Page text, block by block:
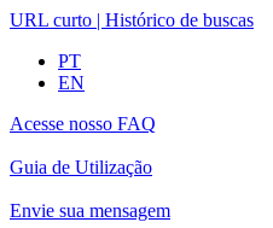
URL curto | Histórico de buscas
PT
EN
Acesse nosso FAQ
Guia de Utilização
Envie sua mensagem